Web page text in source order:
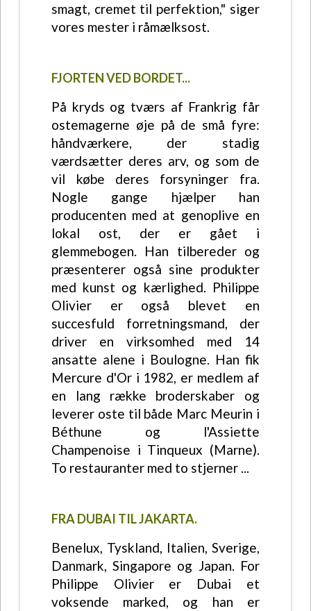
smagt, cremet til perfektion," siger
vores mester i råmælksost.
FJORTEN VED BORDET...
På kryds og tværs af Frankrig får
ostemagerne øje på de små fyre:
håndværkere, der stadig
værdsætter deres arv, og som de
vil købe deres forsyninger fra.
Nogle gange hjælper han
producenten med at genoplive en
lokal ost, der er gået i
glemmebogen. Han tilbereder og
præsenterer også sine produkter
med kunst og kærlighed. Philippe
Olivier er også blevet en
succesfuld forretningsmand, der
driver en virksomhed med 14
ansatte alene i Boulogne. Han fik
Mercure d'Or i 1982, er medlem af
en lang række broderskaber og
leverer oste til både Marc Meurin i
Béthune og l'Assiette
Champenoise i Tinqueux (Marne).
To restauranter med to stjerner ...
FRA DUBAI TIL JAKARTA.
Benelux, Tyskland, Italien, Sverige,
Danmark, Singapore og Japan. For
Philippe Olivier er Dubai et
voksende marked, og han er